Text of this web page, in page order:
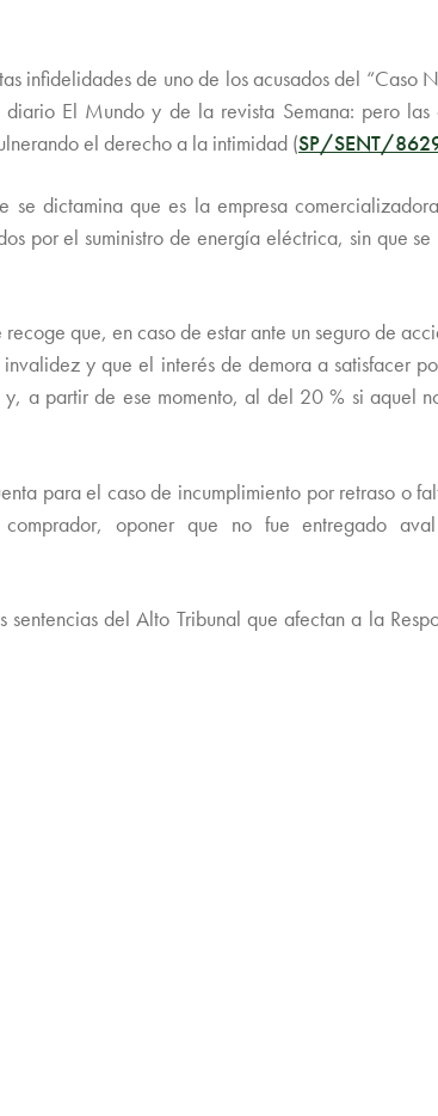
infidelidades de uno de los acusados del “Caso
El Mundo y de la revista Semana: pero las
el derecho a la intimidad (SP/SENT/
se dictamina que es la empresa
por el suministro de energía eléctrica, sin que
que, en caso de estar ante un seguro de
y que el interés de demora a satisfacer
a partir de ese momento, al del 20 % si aquel
para el caso de incumplimiento por retraso o
oponer que no fue entregado aval
del Alto Tribunal que afectan a la